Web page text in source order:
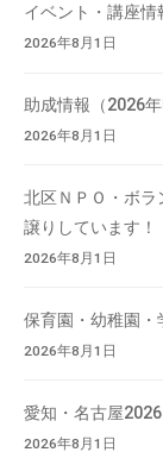
イベント・講座情
2026年8月1日
助成情報（2026年
2026年8月1日
北区ＮＰＯ・ボラ
譲りしています！
2026年8月1日
保育園・幼稚園
2026年8月1日
愛知・名古屋
2026年8月1日